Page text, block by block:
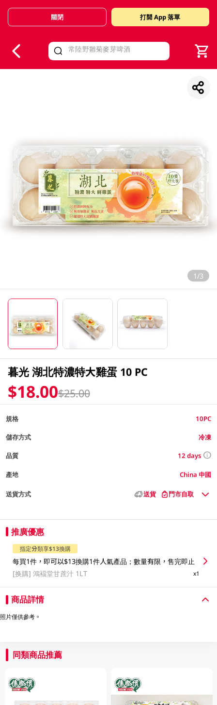
Valid Until 30 June 2026
關閉 打開 App 落單
1/3
暮光 湖北特濃特大雞蛋 10 PC
$18.00$25.00
規格 10PC
儲存方式 冷凍
品質 12 days
產地 China 中國
送貨方式 送貨 門市自取
推廣優惠
指定分類享$13換購
每買1件，即可以$13換購1件人氣產品；數量有限，售完即止
[换購]鴻褔堂甘蔗汁 1LT x1
商品詳情
照片僅供參考。
同類商品推薦